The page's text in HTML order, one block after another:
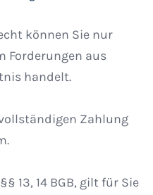
können Sie nur
Forderungen aus
handelt.
Zahlung
13, 14 BGB, gilt für Sie